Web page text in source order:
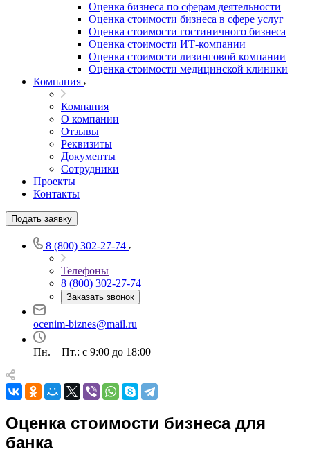
Оценка бизнеса по сферам деятельности
Оценка стоимости бизнеса в сфере услуг
Оценка стоимости гостиничного бизнеса
Оценка стоимости ИТ-компании
Оценка стоимости лизинговой компании
Оценка стоимости медицинской клиники
Компания
Компания
О компании
Отзывы
Реквизиты
Документы
Сотрудники
Проекты
Контакты
Подать заявку
8 (800) 302-27-74
Телефоны
8 (800) 302-27-74
Заказать звонок
ocenim-biznes@mail.ru
Пн. – Пт.: с 9:00 до 18:00
Оценка стоимости бизнеса для
банка
Выберите ваш город
Например: Слободской
Абакан
Аксай
Альметьевск
Ангарск
Анжеро-Судженск
Апрелевка
Арамиль